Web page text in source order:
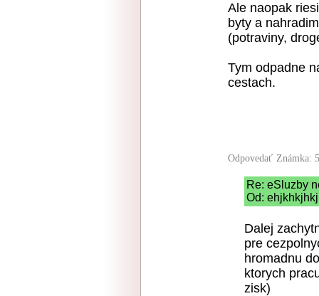
Ale naopak
byty a
(potraviny,
Tym odpadne
cestach.
Odpovedať Známka:
Re: eSluzby
Od:
Dalej
pre
hromadnu
ktorych
zisk)